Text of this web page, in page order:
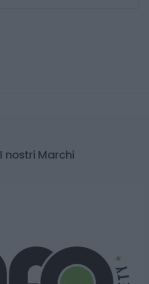
I nostri Marchi